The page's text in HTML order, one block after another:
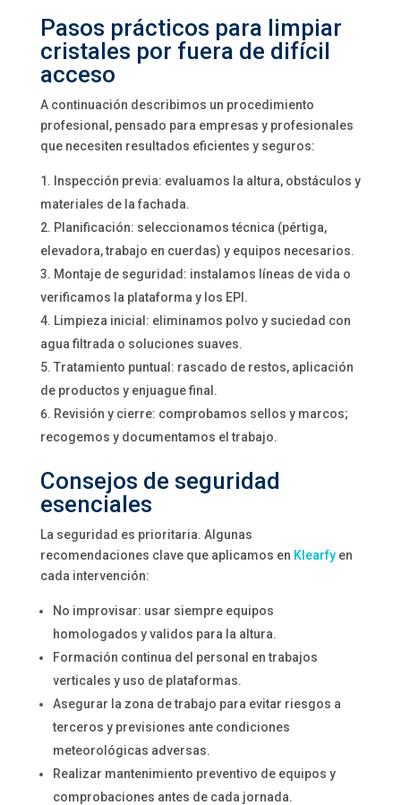
Pasos prácticos para limpiar
cristales por fuera de difícil
acceso
A continuación describimos un procedimiento
profesional, pensado para empresas y profesionales
que necesiten resultados eficientes y seguros:
Inspección previa: evaluamos la altura, obstáculos y
materiales de la fachada.
Planificación: seleccionamos técnica (pértiga,
elevadora, trabajo en cuerdas) y equipos necesarios.
Montaje de seguridad: instalamos líneas de vida o
verificamos la plataforma y los EPI.
Limpieza inicial: eliminamos polvo y suciedad con
agua filtrada o soluciones suaves.
Tratamiento puntual: rascado de restos, aplicación
de productos y enjuague final.
Revisión y cierre: comprobamos sellos y marcos;
recogemos y documentamos el trabajo.
Consejos de seguridad
esenciales
La seguridad es prioritaria. Algunas
recomendaciones clave que aplicamos en Klearfyen
cada intervención:
No improvisar: usar siempre equipos
homologados y validos para la altura.
Formación continua del personal en trabajos
verticales y uso de plataformas.
Asegurar la zona de trabajo para evitar riesgos a
terceros y previsiones ante condiciones
meteorológicas adversas.
Realizar mantenimiento preventivo de equipos y
comprobaciones antes de cada jornada.